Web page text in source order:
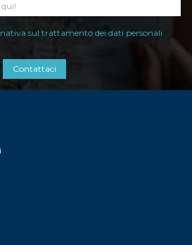
sul trattamento dei dati personali
Contattaci